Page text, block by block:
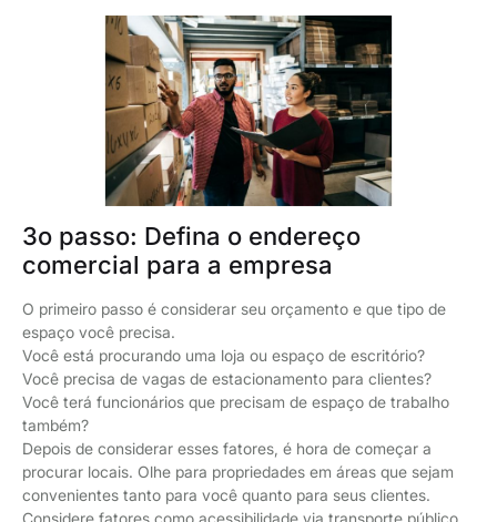
3o passo: Defina o endereço
comercial para a empresa
O primeiro passo é considerar seu orçamento e que tipo de
espaço você precisa.
Você está procurando uma loja ou espaço de escritório?
Você precisa de vagas de estacionamento para clientes?
Você terá funcionários que precisam de espaço de trabalho
também?
Depois de considerar esses fatores, é hora de começar a
procurar locais. Olhe para propriedades em áreas que sejam
convenientes tanto para você quanto para seus clientes.